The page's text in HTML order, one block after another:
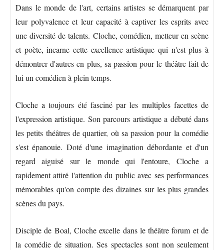
Dans le monde de l'art, certains artistes se démarquent par
leur polyvalence et leur capacité à captiver les esprits avec
une diversité de talents. Cloche, comédien, metteur en scène
et poète, incarne cette excellence artistique qui n'est plus à
démontrer d'autres en plus, sa passion pour le théâtre fait de
lui un comédien à plein temps.
Cloche a toujours été fasciné par les multiples facettes de
l'expression artistique. Son parcours artistique a débuté dans
les petits théâtres de quartier, où sa passion pour la comédie
s'est épanouie. Doté d'une imagination débordante et d'un
regard aiguisé sur le monde qui l'entoure, Cloche a
rapidement attiré l'attention du public avec ses performances
mémorables qu'on compte des dizaines sur les plus grandes
scènes du pays.
Disciple de Boal, Cloche excelle dans le théâtre forum et de
la comédie de situation. Ses spectacles sont non seulement